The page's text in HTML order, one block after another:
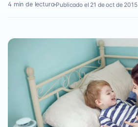
4 min de lectura Publicado el 21 de oct de 2015